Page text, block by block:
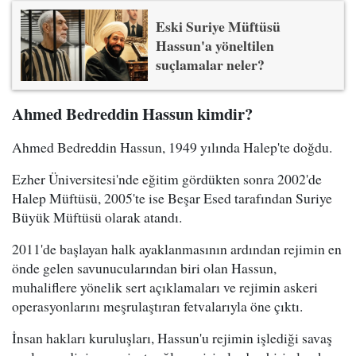
Eski Suriye Müftüsü
Hassun'a yöneltilen
suçlamalar neler?
Ahmed Bedreddin Hassun kimdir?
Ahmed Bedreddin Hassun, 1949 yılında Halep'te doğdu.
Ezher Üniversitesi'nde eğitim gördükten sonra 2002'de
Halep Müftüsü, 2005'te ise Beşar Esed tarafından Suriye
Büyük Müftüsü olarak atandı.
2011'de başlayan halk ayaklanmasının ardından rejimin en
önde gelen savunucularından biri olan Hassun,
muhaliflere yönelik sert açıklamaları ve rejimin askeri
operasyonlarını meşrulaştıran fetvalarıyla öne çıktı.
İnsan hakları kuruluşları, Hassun'u rejimin işlediği savaş